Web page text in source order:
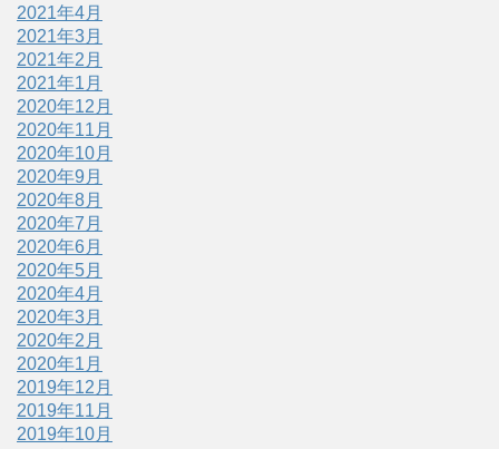
2021年4月
2021年3月
2021年2月
2021年1月
2020年12月
2020年11月
2020年10月
2020年9月
2020年8月
2020年7月
2020年6月
2020年5月
2020年4月
2020年3月
2020年2月
2020年1月
2019年12月
2019年11月
2019年10月